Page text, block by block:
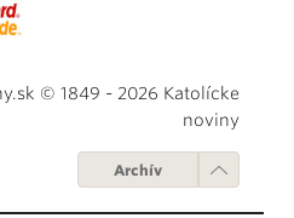
© 1849 - 2026 Katolícke
noviny
Archív